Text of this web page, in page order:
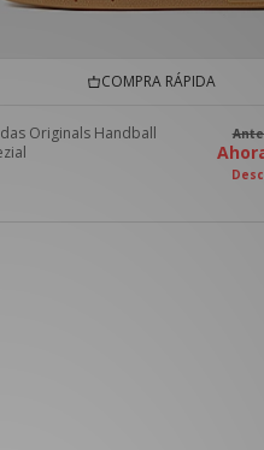
COMPRA RÁPIDA
Originals Handball